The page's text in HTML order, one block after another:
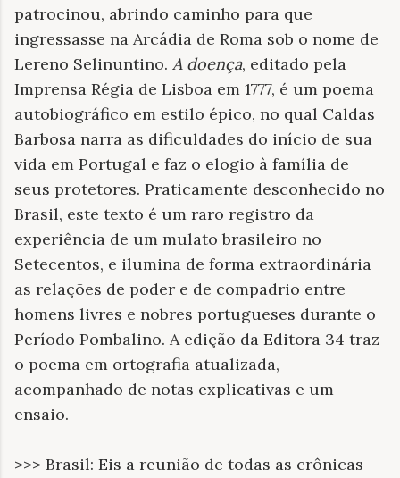
patrocinou, abrindo caminho para que
ingressasse na Arcádia de Roma sob o nome de
Lereno Selinuntino. A doença, editado pela
Imprensa Régia de Lisboa em 1777, é um poema
autobiográfico em estilo épico, no qual Caldas
Barbosa narra as dificuldades do início de sua
vida em Portugal e faz o elogio à família de
seus protetores. Praticamente desconhecido no
Brasil, este texto é um raro registro da
experiência de um mulato brasileiro no
Setecentos, e ilumina de forma extraordinária
as relações de poder e de compadrio entre
homens livres e nobres portugueses durante o
Período Pombalino. A edição da Editora 34 traz
o poema em ortografia atualizada,
acompanhado de notas explicativas e um
ensaio.
>>> Brasil: Eis a reunião de todas as crônicas